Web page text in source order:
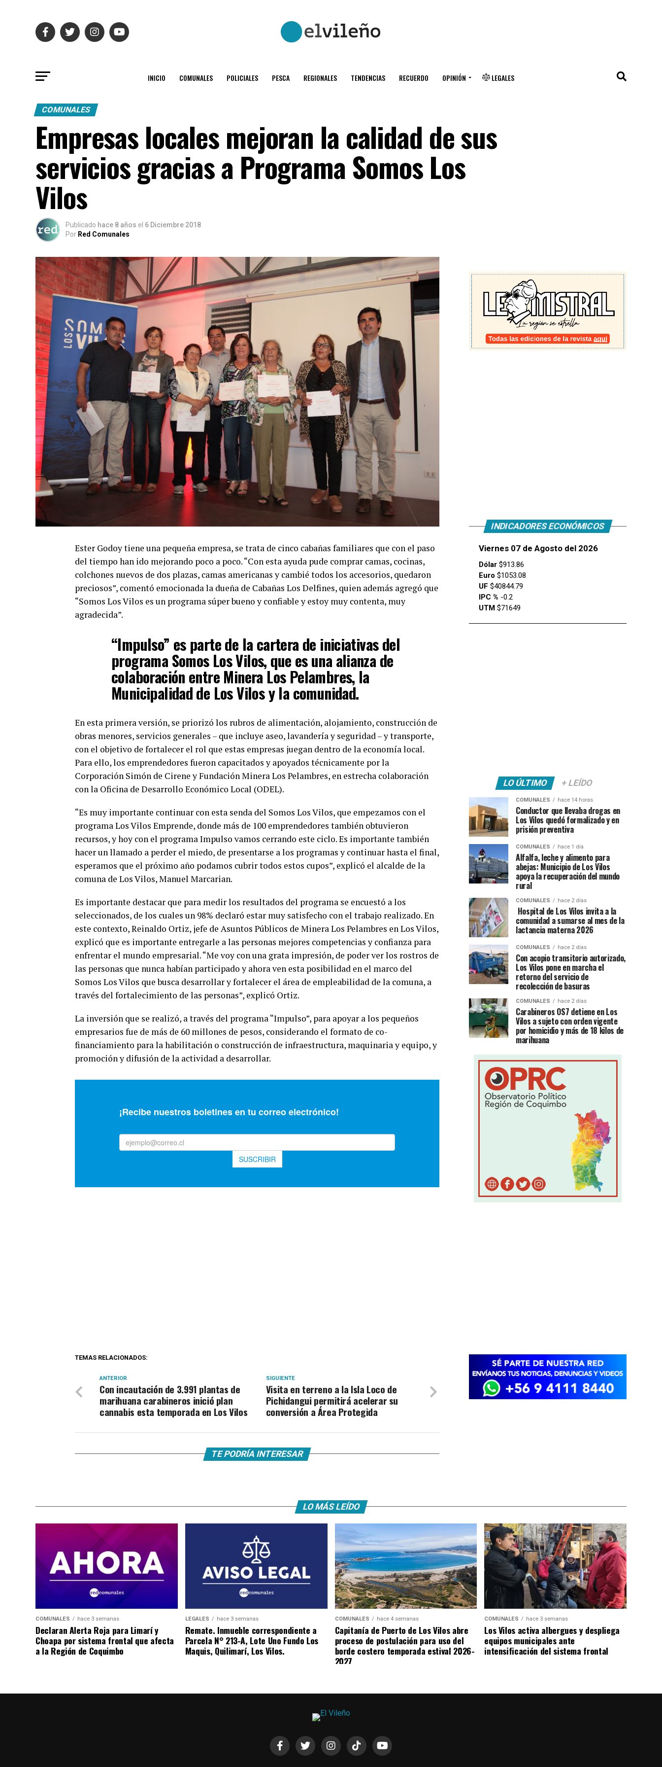
INICIO COMUNALES POLICIALES PESCA REGIONALES TENDENCIAS RECUERDO OPINIÓN LEGALES
COMUNALES
Empresas locales mejoran la calidad de sus
servicios gracias a Programa Somos Los
Vilos
Publicado hace 8 años el 6 Diciembre 2018
Por Red Comunales
Ester Godoy tiene una pequeña empresa, se trata de cinco cabañas familiares que con el paso
del tiempo han ido mejorando poco a poco. “Con esta ayuda pude comprar camas, cocinas,
colchones nuevos de dos plazas, camas americanas y cambié todos los accesorios, quedaron
preciosos”, comentó emocionada la dueña de Cabañas Los Delfines, quien además agregó que
“Somos Los Vilos es un programa súper bueno y confiable y estoy muy contenta, muy
agradecida”.
“Impulso” es parte de la cartera de iniciativas del
programa Somos Los Vilos, que es una alianza de
colaboración entre Minera Los Pelambres, la
Municipalidad de Los Vilos y la comunidad.
En esta primera versión, se priorizó los rubros de alimentación, alojamiento, construcción de
obras menores, servicios generales – que incluye aseo, lavandería y seguridad – y transporte,
con el objetivo de fortalecer el rol que estas empresas juegan dentro de la economía local.
Para ello, los emprendedores fueron capacitados y apoyados técnicamente por la
Corporación Simón de Cirene y Fundación Minera Los Pelambres, en estrecha colaboración
con la Oficina de Desarrollo Económico Local (ODEL).
“Es muy importante continuar con esta senda del Somos Los Vilos, que empezamos con el
programa Los Vilos Emprende, donde más de 100 emprendedores también obtuvieron
recursos, y hoy con el programa Impulso vamos cerrando este ciclo. Es importante también
hacer un llamado a perder el miedo, de presentarse a los programas y continuar hasta el final,
esperamos que el próximo año podamos cubrir todos estos cupos”, explicó el alcalde de la
comuna de Los Vilos, Manuel Marcarian.
Es importante destacar que para medir los resultados del programa se encuestó a los
seleccionados, de los cuales un 98% declaró estar muy satisfecho con el trabajo realizado. En
este contexto, Reinaldo Ortiz, jefe de Asuntos Públicos de Minera Los Pelambres en Los Vilos,
explicó que es importante entregarle a las personas mejores competencias y confianza para
enfrentar el mundo empresarial. “Me voy con una grata impresión, de poder ver los rostros de
las personas que nunca habían participado y ahora ven esta posibilidad en el marco del
Somos Los Vilos que busca desarrollar y fortalecer el área de empleabilidad de la comuna, a
través del fortalecimiento de las personas”, explicó Ortiz.
La inversión que se realizó, a través del programa “Impulso”, para apoyar a los pequeños
empresarios fue de más de 60 millones de pesos, considerando el formato de co-
financiamiento para la habilitación o construcción de infraestructura, maquinaria y equipo, y
promoción y difusión de la actividad a desarrollar.
TEMAS RELACIONADOS:
SIGUIENTE
Visita en terreno a la Isla Loco de
Pichidangui permitirá acelerar su
conversión a Área Protegida
ANTERIOR
Con incautación de 3.991 plantas de
marihuana carabineros inició plan
cannabis esta temporada en Los Vilos
TE PODRÍA INTERESAR
INDICADORES ECONÓMICOS
Viernes 07 de Agosto del 2026
Dólar $913.86
Euro $1053.08
UF $40844.79
IPC % -0.2
UTM $71649
LO ÚLTIMO + LEÍDO
COMUNALES hace 14 horas
Conductor que llevaba drogas en
Los Vilos quedó formalizado y en
prisión preventiva
COMUNALES hace 1 día
Alfalfa, leche y alimento para
abejas: Municipio de Los Vilos
apoya la recuperación del mundo
rural
COMUNALES hace 2 días
Hospital de Los Vilos invita a la
comunidad a sumarse al mes de la
lactancia materna 2026
COMUNALES hace 2 días
Con acopio transitorio autorizado,
Los Vilos pone en marcha el
retorno del servicio de
recolección de basuras
COMUNALES hace 2 días
Carabineros OS7 detiene en Los
Vilos a sujeto con orden vigente
por homicidio y más de 18 kilos de
marihuana
LO MÁS LEÍDO
COMUNALES hace 3 semanas
Declaran Alerta Roja para Limarí y
Choapa por sistema frontal que afecta
a la Región de Coquimbo
LEGALES hace 3 semanas
Remate. Inmueble correspondiente a
Parcela N° 213-A, Lote Uno Fundo Los
Maquis, Quilimarí, Los Vilos.
COMUNALES hace 4 semanas
Capitanía de Puerto de Los Vilos abre
proceso de postulación para uso del
borde costero temporada estival 2026-
2027
COMUNALES hace 3 semanas
Los Vilos activa albergues y despliega
equipos municipales ante
intensificación del sistema frontal